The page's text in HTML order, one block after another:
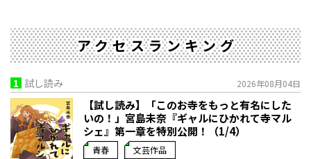
アクセスランキング
1 試し読み 2026年08月04日
【試し読み】「このお寺をもっと有名にした
いの！」宮島未奈『ギャルにひかれて寺マル
シェ』第一章を特別公開！（1/4）
青春 文芸作品